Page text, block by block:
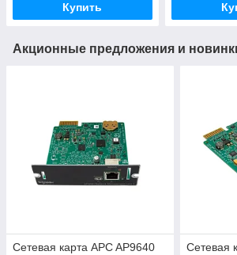
Купить
Акционные предложения и
Сетевая карта APC AP9640
Сетевая